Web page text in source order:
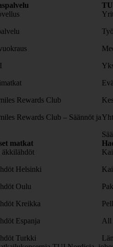
Rewards Club
Rewards Club – Säännöt ja
matkat
Helsinki
Oulu
Kreikka
Espanja
Turkki
All